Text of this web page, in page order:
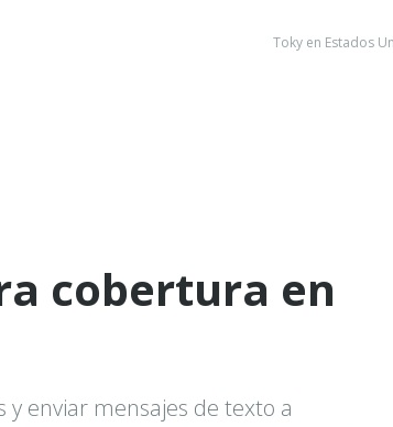
Toky en Estados
cobertura en
enviar mensajes de texto a